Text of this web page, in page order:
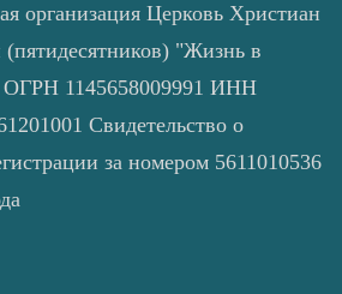
организация Церковь Христиан
"Жизнь в
ОГРН 1145658009991 ИНН
Свидетельство о
за номером 5611010536